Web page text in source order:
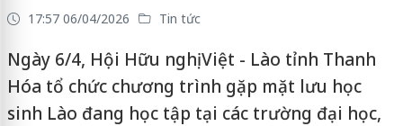
17:57 06/04/2026 Tin tức
Ngày 6/4, Hội Hữu nghị Việt - Lào tỉnh Thanh
Hóa tổ chức chương trình gặp mặt lưu học
sinh Lào đang học tập tại các trường đại học,